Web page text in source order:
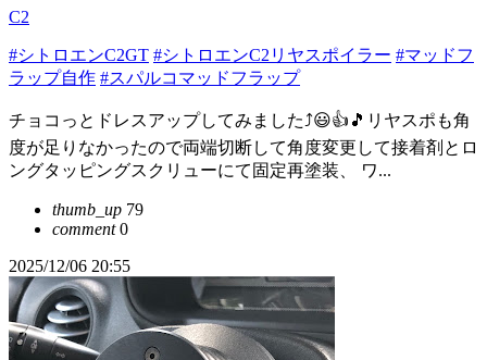
C2
#シトロエンC2GT #シトロエンC2リヤスポイラー #マッドフ
ラップ自作 #スパルコマッドフラップ
チョコっとドレスアップしてみました⤴️😃👍🎵リヤスポも角
度が足りなかったので両端切断して角度変更して接着剤とロ
ングタッピングスクリューにて固定再塗装、 ワ...
thumb_up 79
comment0
2025/12/06 20:55